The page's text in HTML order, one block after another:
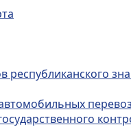
республиканского